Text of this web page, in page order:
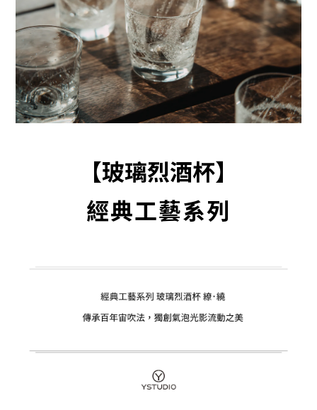
【玻璃烈酒杯】
經典工藝系列